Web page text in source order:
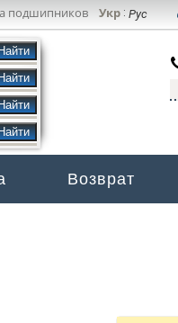
подшипников Укр: Рус
Возврат